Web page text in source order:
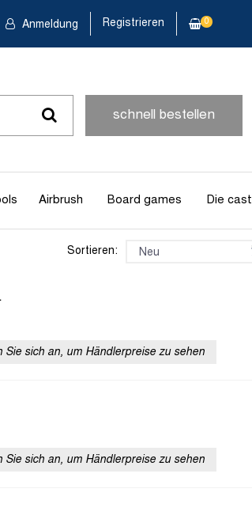
Anmeldung Registrieren 0
schnell bestellen
Airbrush Board games Die cast
Sortieren:
Sie sich an, um Händlerpreise zu sehen
Sie sich an, um Händlerpreise zu sehen